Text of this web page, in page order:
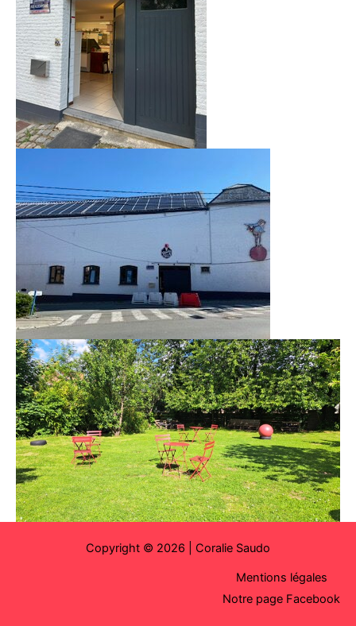
Copyright © 2026 | Coralie Saudo
Mentions légales
Notre page Facebook